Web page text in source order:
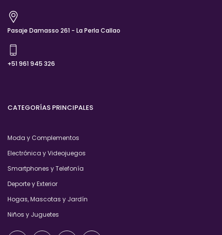
Pasaje Damasso 261 - La Perla Callao
+51 961 945 326
CATEGORÍAS PRINCIPALES
Moda y Complementos
Electrónica y Videojuegos
Smartphones y Telefonía
Deporte y Exterior
Hogas, Mascotas y Jardín
Niños y Juguetes